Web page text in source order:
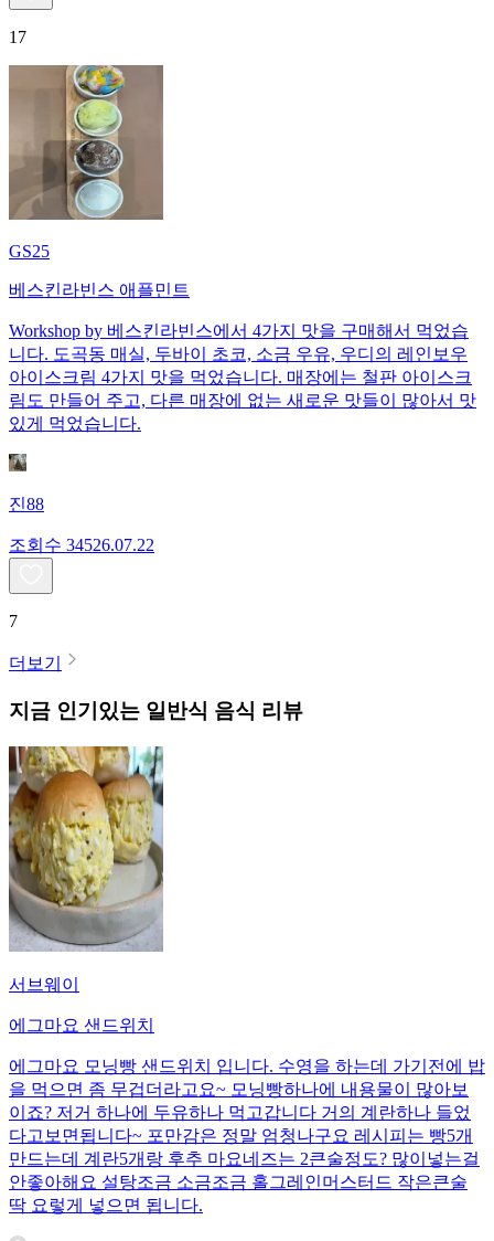
17
GS25
베스킨라빈스 애플민트
Workshop by 베스킨라빈스에서 4가지 맛을 구매해서 먹었습
니다. 도곡동 매실, 두바이 초코, 소금 우유, 우디의 레인보우
아이스크림 4가지 맛을 먹었습니다. 매장에는 철판 아이스크
림도 만들어 주고, 다른 매장에 없는 새로운 맛들이 많아서 맛
있게 먹었습니다.
진88
조회수 34526.07.22
7
더보기
지금 인기있는 일반식 음식 리뷰
서브웨이
에그마요 샌드위치
에그마요 모닝빵 샌드위치 입니다. 수영을 하는데 가기전에 밥
을 먹으면 좀 무겁더라고요~ 모닝빵하나에 내용물이 많아보
이죠? 저거 하나에 두유하나 먹고갑니다 거의 계란하나 들었
다고보면됩니다~ 포만감은 정말 엄청나구요 레시피는 빵5개
만드는데 계란5개랑 후추 마요네즈는 2큰술정도? 많이넣는걸
안좋아해요 설탕조금 소금조금 홀그레인머스터드 작은큰술
딱 요렇게 넣으면 됩니다.